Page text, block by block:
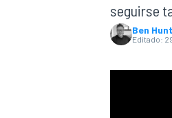
seguirse
Ben Hunt
Editado: